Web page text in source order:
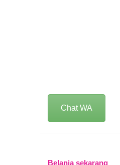
Chat WA
Belanja sekarang